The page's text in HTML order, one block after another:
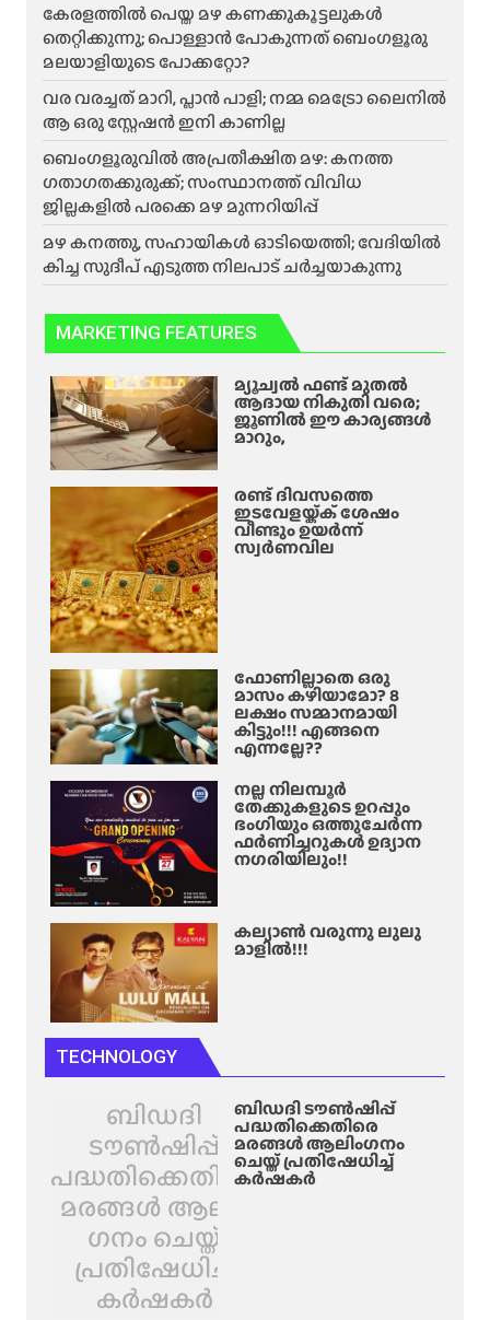
കേരളത്തിൽ പെയ്ത മഴ കണക്കുകൂട്ടലുകൾ
തെറ്റിക്കുന്നു; പൊള്ളാൻ പോകുന്നത് ബെംഗളൂരു
മലയാളിയുടെ പോക്കറ്റോ?
വര വരച്ചത് മാറി, പ്ലാൻ പാളി; നമ്മ മെട്രോ ലൈനിൽ
ആ ഒരു സ്റ്റേഷൻ ഇനി കാണില്ല
ബെംഗളൂരുവിൽ അപ്രതീക്ഷിത മഴ: കനത്ത
ഗതാഗതക്കുരുക്ക്; സംസ്ഥാനത്ത് വിവിധ
ജില്ലകളിൽ പരക്കെ മഴ മുന്നറിയിപ്പ്
മഴ കനത്തു, സഹായികൾ ഓടിയെത്തി; വേദിയിൽ
കിച്ച സുദീപ് എടുത്ത നിലപാട് ചർച്ചയാകുന്നു
MARKETING FEATURES
മ്യൂച്വൽ ഫണ്ട് മുതൽ
ആദായ നികുതി വരെ;
ജൂണിൽ ഈ കാര്യങ്ങൾ
മാറും,
രണ്ട് ദിവസത്തെ
ഇടവേളയ്ക്ക് ശേഷം
വീണ്ടും ഉയർന്ന്
സ്വർണവില
ഫോണില്ലാതെ ഒരു
മാസം കഴിയാമോ? 8
ലക്ഷം സമ്മാനമായി
കിട്ടും!!! എങ്ങനെ
എന്നല്ലേ??
നല്ല നിലമ്പൂർ
തേക്കുകളുടെ ഉറപ്പും
ഭംഗിയും ഒത്തുചേർന്ന
ഫർണിച്ചറുകൾ ഉദ്യാന
നഗരിയിലും!!
കല്യാൺ വരുന്നു ലുലു
മാളിൽ!!!
TECHNOLOGY
ബിഡദി
ടൗൺഷിപ്പ്
പദ്ധതിക്കെതിരെ
മരങ്ങൾ ആലിം​
ഗനം ചെയ്ത്
പ്രതിഷേധിച്ച്
കർഷകർ
ബിഡദി ടൗൺഷിപ്പ്
പദ്ധതിക്കെതിരെ
മരങ്ങൾ ആലിം​ഗനം
ചെയ്ത് പ്രതിഷേധിച്ച്
കർഷകർ